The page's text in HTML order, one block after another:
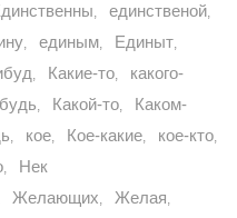
, единственой,
, единым, Единыт,
, Какие-то, какого-
, Какой-то, Каком-
, кое, Кое-какие, кое-кто,
, Нек
Желающих, Желая,